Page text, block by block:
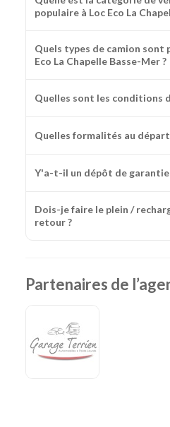
populaire à Loc Eco La
Quels types de camion sont
Eco La Chapelle Basse-Mer ?
Quelles sont les conditions
Quelles formalités au départ
Y'a-t-il un dépôt de garantie
Dois-je faire le plein /
retour ?
Partenaires de